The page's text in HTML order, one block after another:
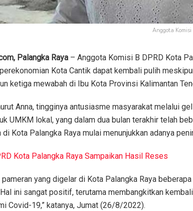
Anggota
Palangka Raya – Anggota Komisi B DPRD Kota
Kota Cantik dapat kembali pulih
ketiga mewabah di Ibu Kota Provinsi Kalimantan
Anna, tingginya antusiasme masyarakat melalui
UMKM lokal, yang dalam dua bulan terakhir telah
Kota Palangka Raya mulai menunjukkan adanya
Kota Palangka Raya Sampaikan Hasil Reses
pameran yang digelar di Kota Palangka Raya
ini sangat positif, terutama membangkitkan
Covid-19,” katanya, Jumat (26/8/2022).